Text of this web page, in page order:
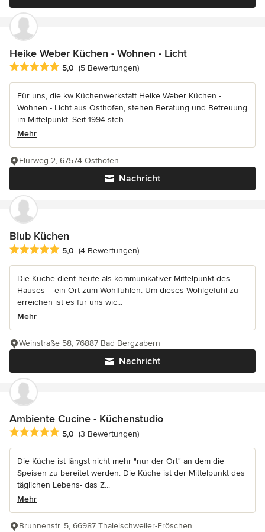
Heike Weber Küchen - Wohnen - Licht
Durchschnittliche Bewertung: 5 von 5 Sternen
5,0 (5 Bewertungen)
Für uns, die kw Küchenwerkstatt Heike Weber Küchen -
Wohnen - Licht aus Osthofen, stehen Beratung und Betreuung
im Mittelpunkt. Seit 1994 steh...
Mehr
Nachricht
Flurweg 2, 67574 Osthofen
Blub Küchen
Durchschnittliche Bewertung: 5 von 5 Sternen
5,0 (4 Bewertungen)
Die Küche dient heute als kommunikativer Mittelpunkt des
Hauses – ein Ort zum Wohlfühlen. Um dieses Wohlgefühl zu
erreichen ist es für uns wic...
Mehr
Nachricht
Weinstraße 58, 76887 Bad Bergzabern
Ambiente Cucine - Küchenstudio
Durchschnittliche Bewertung: 5 von 5 Sternen
5,0 (3 Bewertungen)
Die Küche ist längst nicht mehr "nur der Ort" an dem die
Speisen zu bereitet werden. Die Küche ist der Mittelpunkt des
täglichen Lebens- das Z...
Mehr
Brunnenstr. 5, 66987 Thaleischweiler-Fröschen